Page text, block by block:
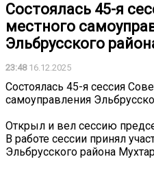
Состоялась 45-я
местного
Эльбрусского
23:4816.12.2025
Состоялась 45-я сессия
самоуправления
Открыл и вел сессию
В работе сессии принял
Эльбрусского района